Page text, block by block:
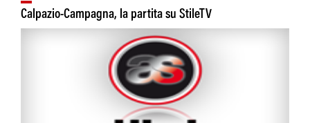
Calpazio-Campagna, la partita su StileTV